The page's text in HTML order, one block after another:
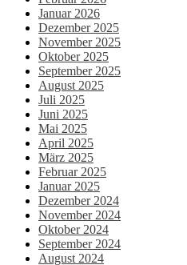
Januar 2026
Dezember 2025
November 2025
Oktober 2025
September 2025
August 2025
Juli 2025
Juni 2025
Mai 2025
April 2025
März 2025
Februar 2025
Januar 2025
Dezember 2024
November 2024
Oktober 2024
September 2024
August 2024